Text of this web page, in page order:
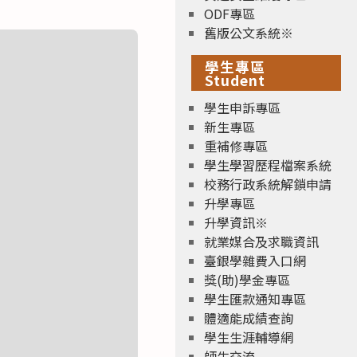
ODF專區
舊版公文系統※
學生專區
Student
學生申訴專區
新生專區
重補修專區
學生學習歷程檔案系統
校務行政系統解鎖申請
升學專區
升學資訊※
就業媒合及求職資訊
臺銀學雜費入口網
獎(助)學金專區
學生匯款通知專區
體適能成績查詢
學生生涯輔導網